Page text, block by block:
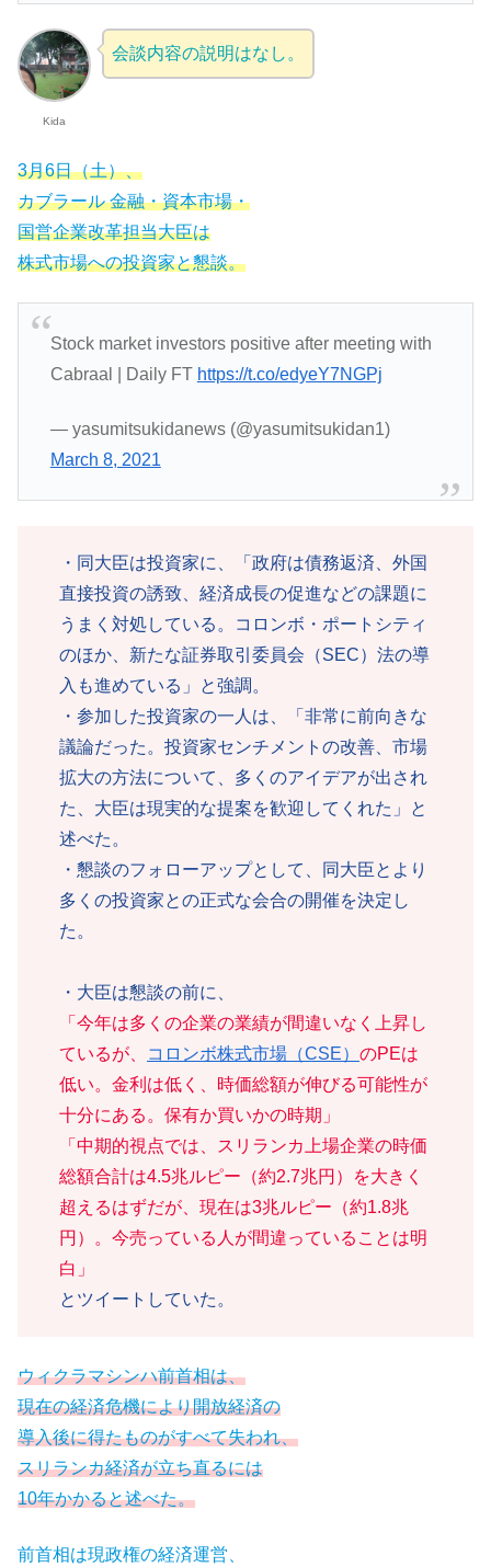
Kida
会談内容の説明はなし。
3月6日（土）、
カブラール 金融・資本市場・
国営企業改革担当大臣は
株式市場への投資家と懇談。
Stock market investors positive after meeting with
Cabraal | Daily FT https://t.co/edyeY7NGPj
— yasumitsukidanews (@yasumitsukidan1)
March 8, 2021
・同大臣は投資家に、「政府は債務返済、外国
直接投資の誘致、経済成長の促進などの課題に
うまく対処している。コロンボ・ポートシティ
のほか、新たな証券取引委員会（SEC）法の導
入も進めている」と強調。
・参加した投資家の一人は、「非常に前向きな
議論だった。投資家センチメントの改善、市場
拡大の方法について、多くのアイデアが出され
た、大臣は現実的な提案を歓迎してくれた」と
述べた。
・懇談のフォローアップとして、同大臣とより
多くの投資家との正式な会合の開催を決定し
た。
・大臣は懇談の前に、
「今年は多くの企業の業績が間違いなく上昇し
ているが、
コロンボ株式市場（CSE） のPEは
低い。金利は低く、時価総額が伸びる可能性が
十分にある。保有か買いかの時期」
「中期的視点では、スリランカ上場企業の時価
総額合計は4.5兆ルピー（約2.7兆円）を大きく
超えるはずだが、現在は3兆ルピー（約1.8兆
円）。今売っている人が間違っていることは明
白」
とツイートしていた。
ウィクラマシンハ前首相は、
現在の経済危機により開放経済の
導入後に得たものがすべて失われ、
スリランカ経済が立ち直るには
10年かかると述べた。
前首相は現政権の経済運営、